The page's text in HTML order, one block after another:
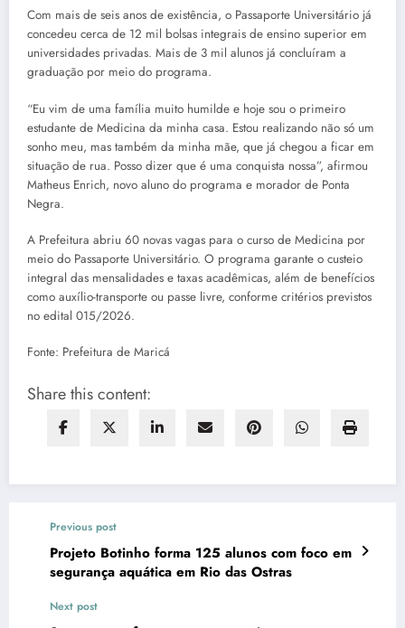
Com mais de seis anos de existência, o Passaporte Universitário já
concedeu cerca de 12 mil bolsas integrais de ensino superior em
universidades privadas. Mais de 3 mil alunos já concluíram a
graduação por meio do programa.
“Eu vim de uma família muito humilde e hoje sou o primeiro
estudante de Medicina da minha casa. Estou realizando não só um
sonho meu, mas também da minha mãe, que já chegou a ficar em
situação de rua. Posso dizer que é uma conquista nossa”, afirmou
Matheus Enrich, novo aluno do programa e morador de Ponta
Negra.
A Prefeitura abriu 60 novas vagas para o curso de Medicina por
meio do Passaporte Universitário. O programa garante o custeio
integral das mensalidades e taxas acadêmicas, além de benefícios
como auxílio-transporte ou passe livre, conforme critérios previstos
no edital 015/2026.
Fonte: Prefeitura de Maricá
Share this content:
Previous post
Projeto Botinho forma 125 alunos com foco em
segurança aquática em Rio das Ostras
Next post